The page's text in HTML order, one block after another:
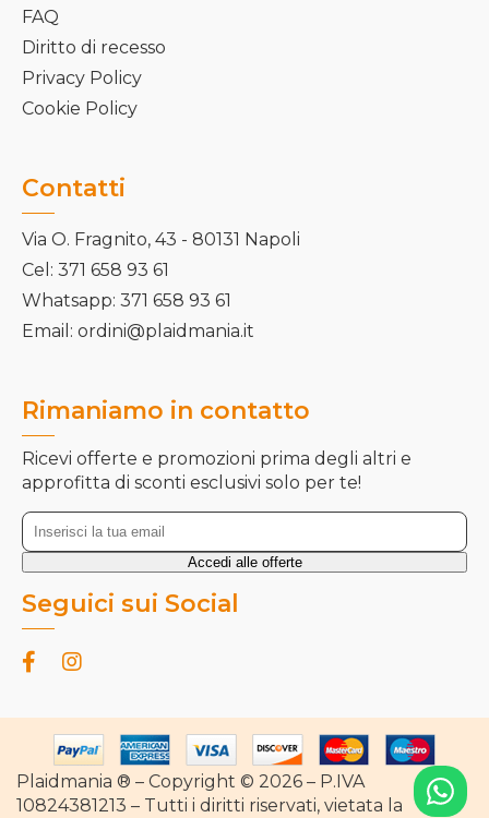
FAQ
Diritto di recesso
Privacy Policy
Cookie Policy
Contatti
Via O. Fragnito, 43 - 80131 Napoli
Cel: 371 658 93 61
Whatsapp: 371 658 93 61
Email: ordini@plaidmania.it
Rimaniamo in contatto
Ricevi offerte e promozioni prima degli altri e
approfitta di sconti esclusivi solo per te!
Seguici sui Social
Plaidmania ® – Copyright © 2026 – P.IVA
10824381213 – Tutti i diritti riservati, vietata la